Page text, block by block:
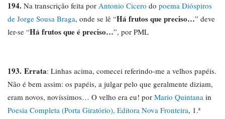
194. Na transcrição feita por Antonio Cicero do poema Dióspiros
de Jorge Sousa Braga, onde se lê “Há frutos que preciso…” deve
ler-se “Há frutos que é preciso…”, por PML
193. Errata: Linhas acima, comecei referindo-me a velhos papéis.
Não é bem assim: os papéis, a julgar pelo que geralmente diziam,
eram novos, novíssimos… O velho era eu! por Mario Quintana in
Poesia Completa (Porta Giratório), Editora Nova Fronteira, 1.ª